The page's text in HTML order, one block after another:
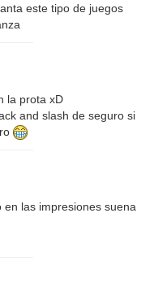
este tipo de juegos
la prota xD
and slash de seguro si
las impresiones suena